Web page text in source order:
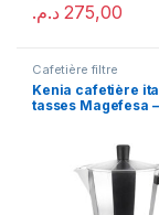
275,00 د.م.
Cafetière filtre
Kenia cafetière
tasses Magefesa –